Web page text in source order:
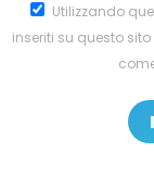
Utilizzando
inseriti su questo